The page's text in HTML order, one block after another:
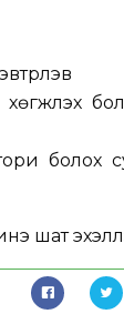
болох
шат